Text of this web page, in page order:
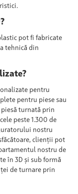
pot fi fabricate
tehnică din
pentru
pentru piese sau
turnată prin
peste 1.300 de
nostru
clienții pot
nostru de
în 3D și sub formă
de turnare prin